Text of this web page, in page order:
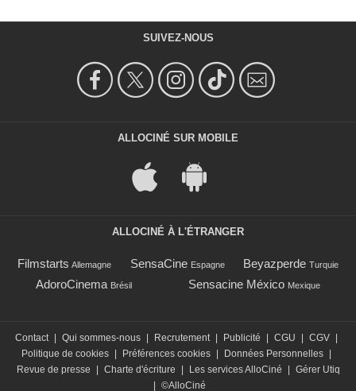
SUIVEZ-NOUS
ALLOCINÉ SUR MOBILE
ALLOCINÉ À L'ÉTRANGER
Filmstarts Allemagne SensaCine Espagne Beyazperde Turquie
AdoroCinema Brésil Sensacine México Mexique
Contact Qui sommes-nous Recrutement Publicité CGU CGV
Politique de cookies
Préférences cookies Données Personnelles
Revue de presse
Charte d'écriture Les services AlloCiné
Gérer Utiq
©AlloCiné